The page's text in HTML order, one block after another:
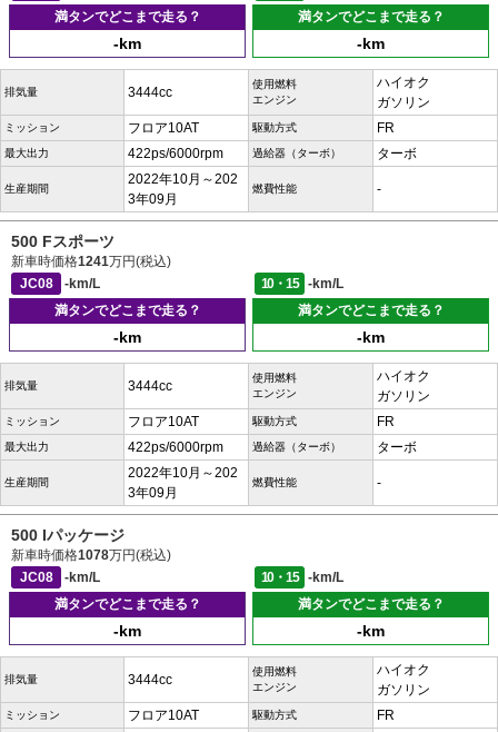
満タンでどこまで走る？
-km
満タンでどこまで走る？
-km
排気量 3444cc
使用燃料
エンジン
ハイオク
ガソリン
ミッション フロア10AT 駆動方式 FR
最大出力 422ps/6000rpm 過給器（ターボ） ターボ
生産期間
2022年10月～202
3年09月
燃費性能 -
500 Fスポーツ
新車時価格1241万円(税込)
JC08
-km/L 10・15
-km/L
満タンでどこまで走る？
-km
満タンでどこまで走る？
-km
排気量 3444cc
使用燃料
エンジン
ハイオク
ガソリン
ミッション フロア10AT 駆動方式 FR
最大出力 422ps/6000rpm 過給器（ターボ） ターボ
生産期間
2022年10月～202
3年09月
燃費性能 -
500 Iパッケージ
新車時価格1078万円(税込)
JC08
-km/L 10・15
-km/L
満タンでどこまで走る？
-km
満タンでどこまで走る？
-km
排気量 3444cc
使用燃料
エンジン
ハイオク
ガソリン
ミッション フロア10AT 駆動方式 FR